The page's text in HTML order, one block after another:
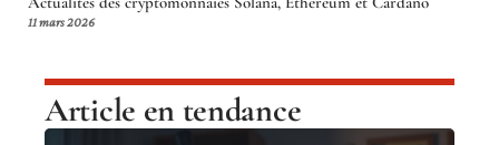
11 mars 2026
Article en tendance